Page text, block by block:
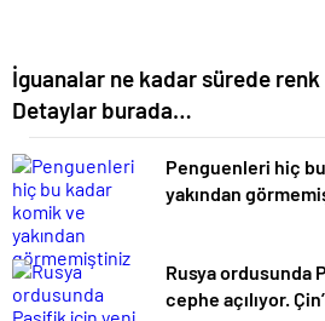
İguanalar ne kadar sürede
Detaylar burada…
Penguenleri hiç
yakından
Rusya ordusunda
cephe açılıyor.